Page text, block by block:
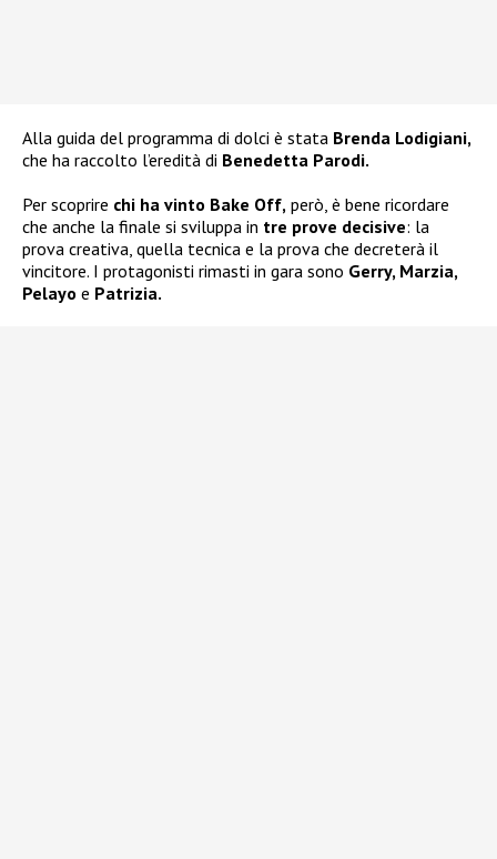
Alla guida del programma di dolci è stata Brenda Lodigiani,
che ha raccolto l’eredità di Benedetta Parodi.
Per scoprire chi ha vinto Bake Off, però, è bene ricordare
che anche la finale si sviluppa in tre prove decisive: la
prova creativa, quella tecnica e la prova che decreterà il
vincitore. I protagonisti rimasti in gara sono Gerry, Marzia,
Pelayo e Patrizia.